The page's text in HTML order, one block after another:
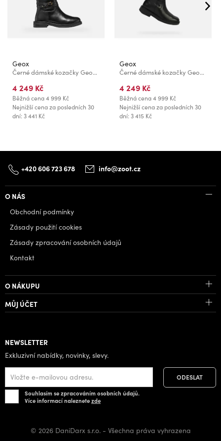
Geox
Černé dámské kozačky Geox Serilda
4 249 Kč
Běžná cena4 999 Kč
Nejnižší cena za posledních 30
dní: 3 441 Kč
Geox
Černé dámské kozačky Geox Spherica EC1
4 249 Kč
Běžná cena4 999 Kč
Nejnižší cena za posledních 30
dní: 3 415 Kč
+420 606 723 678 info@zoot.cz
O NÁS
Obchodní podmínky
Zásady použití cookies
Zásady zpracování osobních údajů
Kontakt
O NÁKUPU
MŮJ ÚČET
NEWSLETTER
Exkluzivní nabídky, novinky, slevy.
Souhlasím se zpracováním osobních údajů.
Více informací naleznetezde
© 2026 DaniDarx s.r.o. - Všechna práva vyhrazena